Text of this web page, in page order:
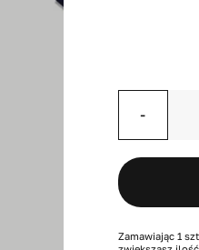
Zamawiając 1